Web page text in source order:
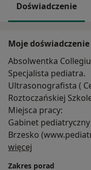
Doświadczenie
Moje doświadczenie
Absolwentka
Specjalista pediatra.
Ultrasonografista (
Roztoczańskiej
Miejsca pracy:
Gabinet
Brzesko
Oddział Dziecięcy SP
więcej
Zakres porad